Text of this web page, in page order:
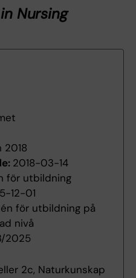
Nursing
2018
2018-03-14
för utbildning
12-01
för utbildning på
nivå
2025
2c, Naturkunskap